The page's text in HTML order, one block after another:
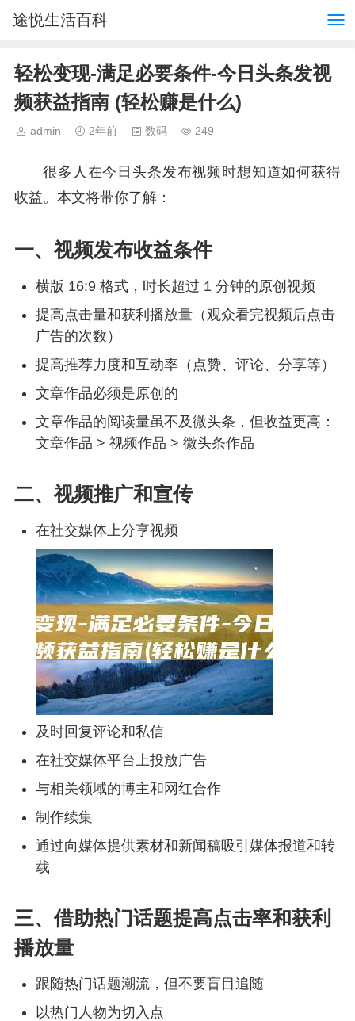
途悦生活百科
轻松变现-满足必要条件-今日头条发视
频获益指南 (轻松赚是什么)
admin 2年前 数码 249
很多人在今日头条发布视频时想知道如何获得
收益。本文将带你了解：
一、视频发布收益条件
横版 16:9 格式，时长超过 1 分钟的原创视频
提高点击量和获利播放量（观众看完视频后点击
广告的次数）
提高推荐力度和互动率（点赞、评论、分享等）
文章作品必须是原创的
文章作品的阅读量虽不及微头条，但收益更高：
文章作品 > 视频作品 > 微头条作品
二、视频推广和宣传
在社交媒体上分享视频
及时回复评论和私信
在社交媒体平台上投放广告
与相关领域的博主和网红合作
制作续集
通过向媒体提供素材和新闻稿吸引媒体报道和转
载
三、借助热门话题提高点击率和获利
播放量
跟随热门话题潮流，但不要盲目追随
以热门人物为切入点